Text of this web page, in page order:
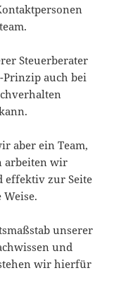
Steuerberater
Prinzip auch bei
aber ein Team,
arbeiten wir
effektiv zur Seite
unserer
und
wir hierfür